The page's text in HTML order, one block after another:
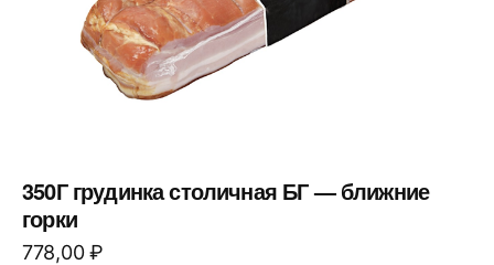
350Г грудинка столичная БГ — ближние
горки
778,00₽